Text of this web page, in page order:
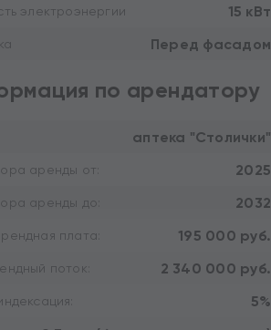
электроэнергии 15 кВт
Перед фасадом
по арендатору
аптека "Столички"
аренды от: 2025
аренды до: 2032
плата: 195 000 руб.
поток: 2 340 000 руб.
5%